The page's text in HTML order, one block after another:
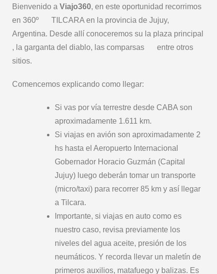
Bienvenido a Viajo360, en este oportunidad recorrimos
en 360º
TILCARA en la provincia de Jujuy,
Argentina. Desde allí conoceremos su la plaza principal
, la garganta del diablo, las comparsas
entre otros
sitios.
Comencemos explicando como llegar:
Si vas por vía terrestre desde CABA son
aproximadamente 1.611 km.
Si viajas en avión son aproximadamente 2
hs hasta el Aeropuerto Internacional
Gobernador Horacio Guzmán (Capital
Jujuy) luego deberán tomar un transporte
(micro/taxi) para recorrer 85 km y así llegar
a Tilcara.
Importante, si viajas en auto como es
nuestro caso, revisa previamente los
niveles del agua aceite, presión de los
neumáticos. Y recorda llevar un maletín de
primeros auxilios, matafuego y balizas. Es